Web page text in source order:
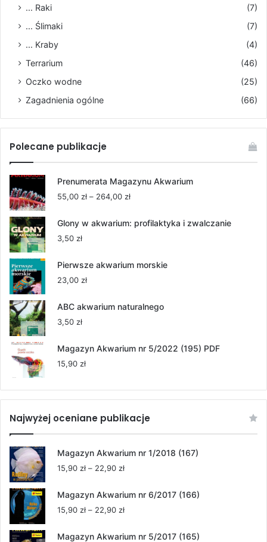
... Raki
(7)
... Ślimaki
(7)
... Kraby
(4)
Terrarium
(46)
Oczko wodne
(25)
Zagadnienia ogólne
(66)
Polecane publikacje
Prenumerata Magazynu Akwarium
55,00 zł – 264,00 złZakres
od
Glony w akwarium: profilaktyka i zwalczanie
3,50 zł
Pierwsze akwarium morskie
23,00 zł
ABC akwarium naturalnego
3,50 zł
Magazyn Akwarium nr 5/2022 (195) PDF
15,90 zł
Najwyżej oceniane publikacje
Magazyn Akwarium nr 1/2018 (167)
15,90 zł – 22,90 złZakres
od
Magazyn Akwarium nr 6/2017 (166)
15,90 zł – 22,90 złZakres
od
Magazyn Akwarium nr 5/2017 (165)